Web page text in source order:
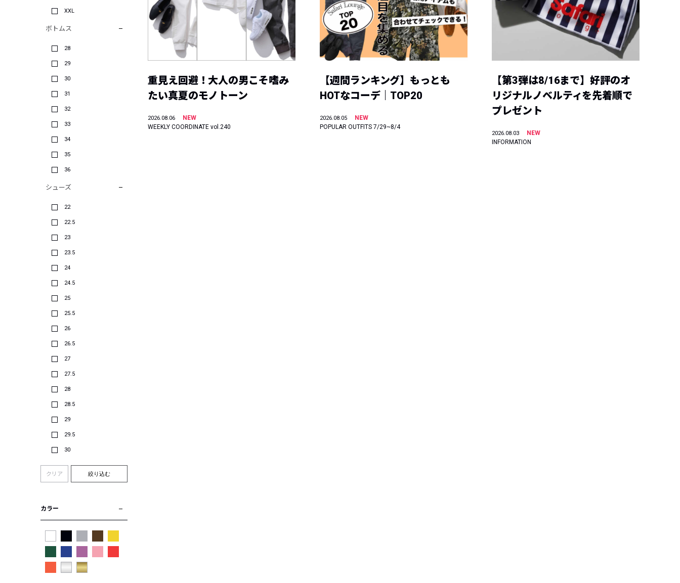
XXL
ボトムス
28
29
30
31
32
33
34
35
36
シューズ
22
22.5
23
23.5
24
24.5
25
25.5
26
26.5
27
27.5
28
28.5
29
29.5
30
クリア 絞り込む
カラー
重見え回避！大人の男こそ嗜み
たい真夏のモノトーン
2026.08.06
NEW
WEEKLY COORDINATE vol.240
【週間ランキング】もっとも
HOTなコーデ｜TOP20
2026.08.05
NEW
POPULAR OUTFITS 7/29~8/4
【第3弾は8/16まで】好評のオ
リジナルノベルティを先着順で
プレゼント
2026.08.03
NEW
INFORMATION